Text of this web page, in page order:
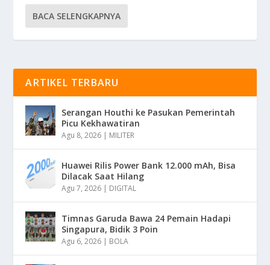
BACA SELENGKAPNYA
ARTIKEL TERBARU
Serangan Houthi ke Pasukan Pemerintah
Picu Kekhawatiran
Agu 8, 2026 | MILITER
Huawei Rilis Power Bank 12.000 mAh, Bisa
Dilacak Saat Hilang
Agu 7, 2026 | DIGITAL
Timnas Garuda Bawa 24 Pemain Hadapi
Singapura, Bidik 3 Poin
Agu 6, 2026 | BOLA